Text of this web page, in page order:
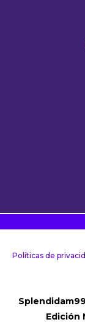
Políticas de
Edición